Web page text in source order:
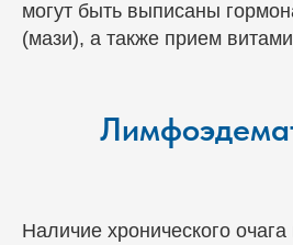
могут быть выписаны
(мази), а также прием
Наличие хронического